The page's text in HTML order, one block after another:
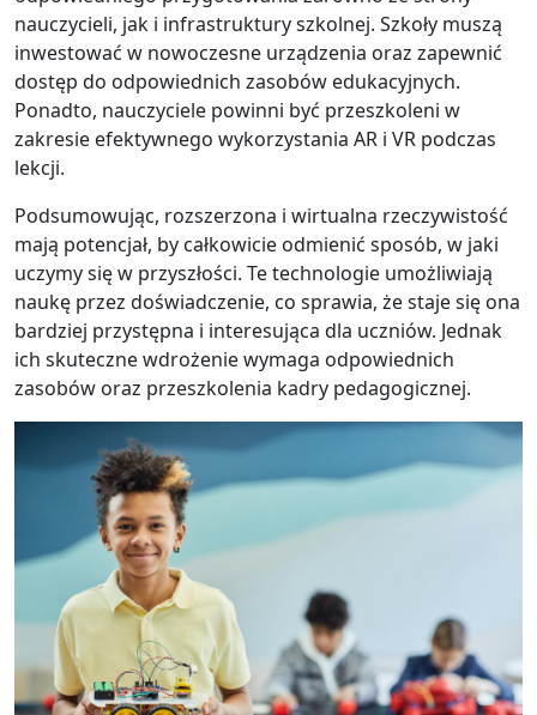
nauczycieli, jak i infrastruktury szkolnej. Szkoły muszą
inwestować w nowoczesne urządzenia oraz zapewnić
dostęp do odpowiednich zasobów edukacyjnych.
Ponadto, nauczyciele powinni być przeszkoleni w
zakresie efektywnego wykorzystania AR i VR podczas
lekcji.
Podsumowując, rozszerzona i wirtualna rzeczywistość
mają potencjał, by całkowicie odmienić sposób, w jaki
uczymy się w przyszłości. Te technologie umożliwiają
naukę przez doświadczenie, co sprawia, że staje się ona
bardziej przystępna i interesująca dla uczniów. Jednak
ich skuteczne wdrożenie wymaga odpowiednich
zasobów oraz przeszkolenia kadry pedagogicznej.